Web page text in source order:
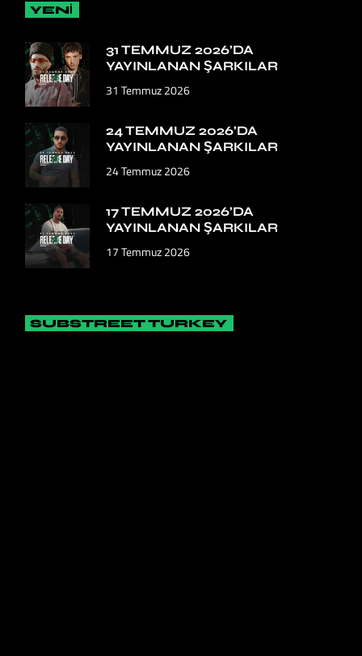
YENİ
31 TEMMUZ 2026’DA
YAYINLANAN ŞARKILAR
31 Temmuz 2026
24 TEMMUZ 2026’DA
YAYINLANAN ŞARKILAR
24 Temmuz 2026
17 TEMMUZ 2026’DA
YAYINLANAN ŞARKILAR
17 Temmuz 2026
SUBSTREET TURKEY